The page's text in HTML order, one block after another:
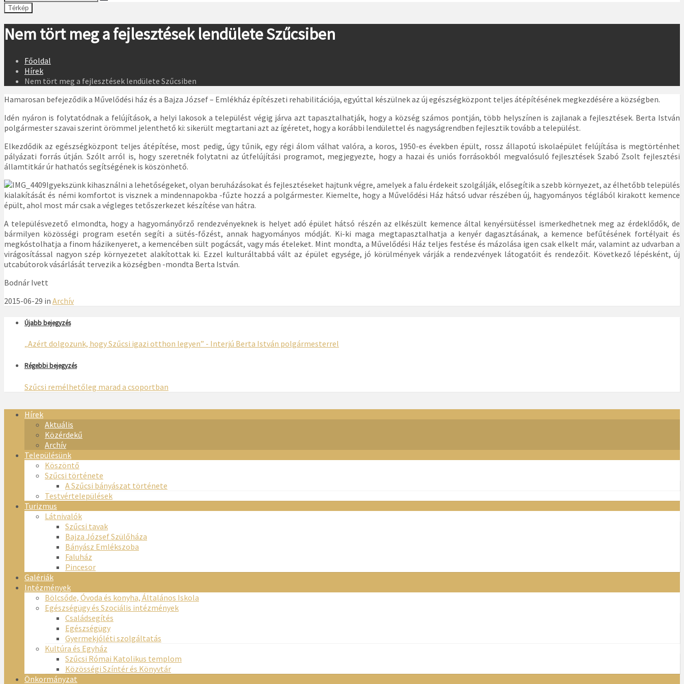
Térkép
Nem tört meg a fejlesztések lendülete Szűcsiben
Főoldal
Hírek
Nem tört meg a fejlesztések lendülete Szűcsiben
Hamarosan befejeződik a Művelődési ház és a Bajza József – Emlékház építészeti rehabilitációja, egyúttal készülnek az új egészségközpont teljes átépítésének megkezdésére a községben.
Idén nyáron is folytatódnak a felújítások, a helyi lakosok a települést végig járva azt tapasztalhatják, hogy a község számos pontján, több helyszínen is zajlanak a fejlesztések. Berta István
polgármester szavai szerint örömmel jelenthető ki: sikerült megtartani azt az ígéretet, hogy a korábbi lendülettel és nagyságrendben fejlesztik tovább a települést.
Elkezdődik az egészségközpont teljes átépítése, most pedig, úgy tűnik, egy régi álom válhat valóra, a koros, 1950-es években épült, rossz állapotú iskolaépület felújítása is megtörténhet
pályázati forrás útján. Szólt arról is, hogy szeretnék folytatni az útfelújítási programot, megjegyezte, hogy a hazai és uniós forrásokból megvalósuló fejlesztések Szabó Zsolt fejlesztési
államtitkár úr hathatós segítségének is köszönhető.
Igyekszünk kihasználni a lehetőségeket, olyan beruházásokat és fejlesztéseket hajtunk végre, amelyek a falu érdekeit szolgálják, elősegítik a szebb környezet, az élhetőbb település
kialakítását és némi komfortot is visznek a mindennapokba -fűzte hozzá a polgármester. Kiemelte, hogy a Művelődési Ház hátsó udvar részében új, hagyományos téglából kirakott kemence
épült, ahol most már csak a végleges tetőszerkezet készítése van hátra.
A településvezető elmondta, hogy a hagyományőrző rendezvényeknek is helyet adó épület hátsó részén az elkészült kemence által kenyérsütéssel ismerkedhetnek meg az érdeklődők, de
bármilyen közösségi program esetén segíti a sütés-főzést, annak hagyományos módját. Ki-ki maga megtapasztalhatja a kenyér dagasztásának, a kemence befűtésének fortélyait és
megkóstolhatja a finom házikenyeret, a kemencében sült pogácsát, vagy más ételeket. Mint mondta, a Művelődési Ház teljes festése és mázolása igen csak elkelt már, valamint az udvarban a
virágosítással nagyon szép környezetet alakítottak ki. Ezzel kulturáltabbá vált az épület egysége, jó körülmények várják a rendezvények látogatóit és rendezőit. Következő lépésként, új
utcabútorok vásárlását tervezik a községben -mondta Berta István.
Bodnár Ivett
2015-06-29 in Archív
Újabb bejegyzés
„Azért dolgozunk, hogy Szűcsi igazi otthon legyen” - Interjú Berta István polgármesterrel
Régebbi bejegyzés
Szűcsi remélhetőleg marad a csoportban
Hírek
Aktuális
Közérdekű
Archív
Településünk
Köszöntő
Szűcsi története
A Szűcsi bányászat története
Testvértelepülések
Turizmus
Látnivalók
Szűcsi tavak
Bajza József Szülőháza
Bányász Emlékszoba
Faluház
Pincesor
Galériák
Intézmények
Bölcsőde, Óvoda és konyha, Általános Iskola
Egészségügy és Szociális intézmények
Családsegítés
Egészségügy
Gyermekjóléti szolgáltatás
Kultúra és Egyház
Szűcsi Római Katolikus templom
Közösségi Színtér és Könyvtár
Önkormányzat